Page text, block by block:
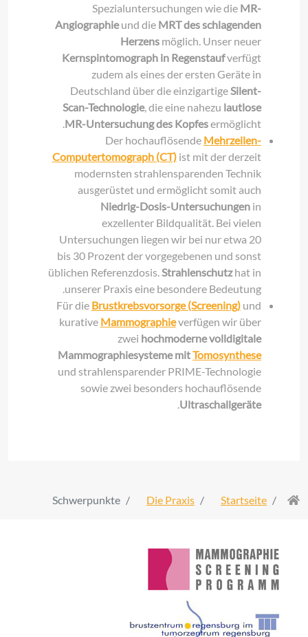
Spezialuntersuchungen wie die MR-
Angiographieund die MRT des schlagenden
Herzensmöglich. Unser neuer
Kernspintomograph in Regenstaufverfügt
zudem als eines der ersten Geräte in
Deutschland über die einzigartigeSilent-
Scan-Technologie, die eine nahezu lautlose
MR-Untersuchung des Kopfesermöglicht.
Der hochauflösende Mehrzeilen-
Computertomograph (CT)ist mit der derzeit
modernsten strahlensparenden Technik
ausgerüstet und ermöglicht somit auch
Niedrig-Dosis-Untersuchungenin
exzellenter Bildqualität. Bei vielen
Untersuchungen liegen wir bei nur etwa 20
bis 30 Prozent der vorgegebenen und sonst
üblichen Referenzdosis.Strahlenschutzhat in
unserer Praxis eine besondere Bedeutung.
Für die Brustkrebsvorsorge (Screening)und
kurative Mammographieverfügen wir über
zwei hochmoderne volldigitale
Mammographiesysteme mitTomosynthese
und strahlensparender PRIME-Technologie
sowie zwei besonders hochauflösende
Ultraschallgeräte
.
Startseite
Die Praxis
Schwerpunkte